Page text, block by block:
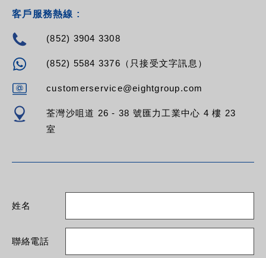
客戶服務熱線 :
(852) 3904 3308
(852) 5584 3376（只接受文字訊息）
customerservice@eightgroup.com
荃灣沙咀道 26 - 38 號匯力工業中心 4 樓 23
室
姓名
聯絡電話